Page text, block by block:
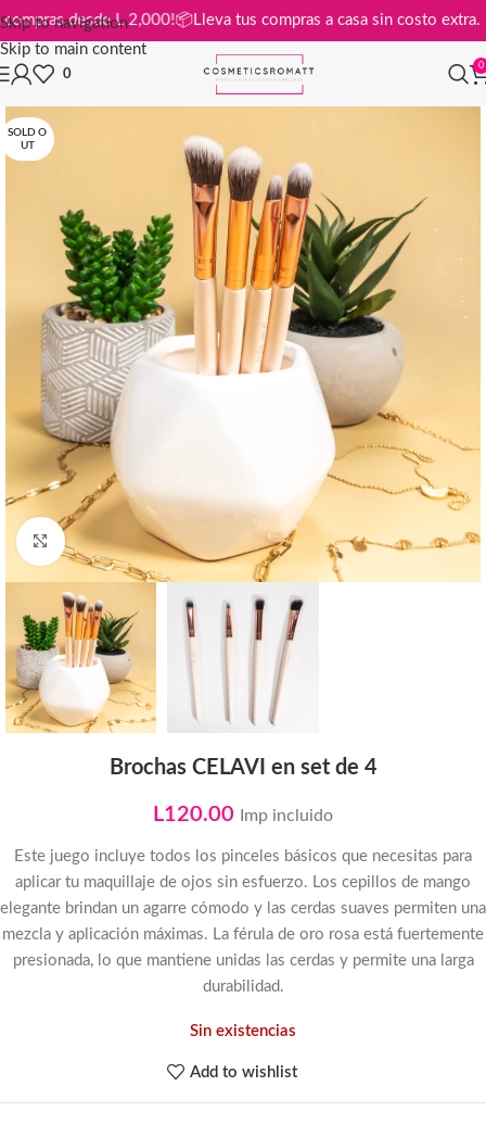
Skip to navigation
Skip to main content
compras desde L 2,000!📦Lleva tus compras a casa sin costo
0
0
SOLD O
UT
Click to enlarge
Brochas CELAVI en set de 4
L120.00 Imp incluido
Este juego incluye todos los pinceles básicos que necesitas para
aplicar tu maquillaje de ojos sin esfuerzo. Los cepillos de mango
elegante brindan un agarre cómodo y las cerdas suaves permiten una
mezcla y aplicación máximas. La férula de oro rosa está fuertemente
presionada, lo que mantiene unidas las cerdas y permite una larga
durabilidad.
Sin existencias
Add to wishlist